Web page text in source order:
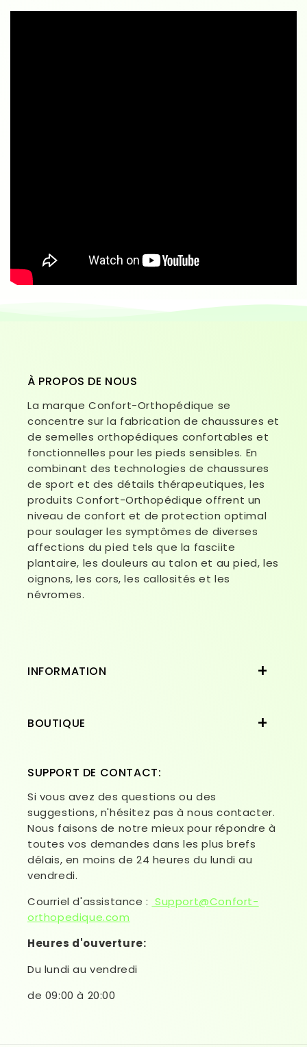
À PROPOS DE NOUS
La marque Confort-Orthopédique se
concentre sur la fabrication de chaussures et
de semelles orthopédiques confortables et
fonctionnelles pour les pieds sensibles. En
combinant des technologies de chaussures
de sport et des détails thérapeutiques, les
produits Confort-Orthopédique offrent un
niveau de confort et de protection optimal
pour soulager les symptômes de diverses
affections du pied tels que la fasciite
plantaire, les douleurs au talon et au pied, les
oignons, les cors, les callosités et les
névromes.
INFORMATION
BOUTIQUE
SUPPORT DE CONTACT:
Si vous avez des questions ou des
suggestions, n'hésitez pas à nous contacter.
Nous faisons de notre mieux pour répondre à
toutes vos demandes dans les plus brefs
délais, en moins de 24 heures du lundi au
vendredi.
Courriel d'assistance : Support@Confort-
orthopedique.com
Heures d'ouverture:
Du lundi au vendredi
de 09:00 à 20:00